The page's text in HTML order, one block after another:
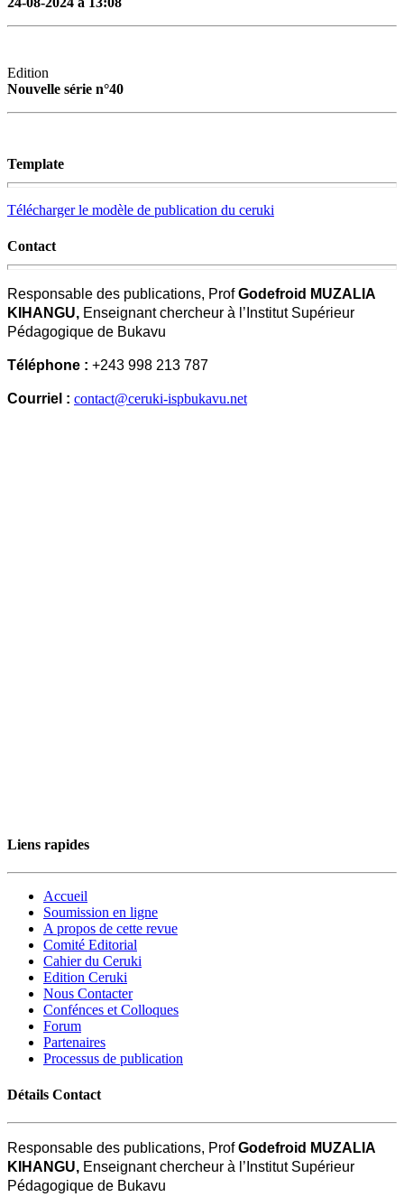
Edition
Nouvelle série n°40
Template
Télécharger le modèle de publication du ceruki
Contact
Responsable des publications, ProfGodefroid MUZALIA
KIHANGU, Enseignant chercheur à l’Institut Supérieur
Pédagogique de Bukavu
Téléphone : +243 998 213 787
Courriel : contact@ceruki-ispbukavu.net
Liens rapides
Accueil
Soumission en ligne
A propos de cette revue
Comité Editorial
Cahier du Ceruki
Edition Ceruki
Nous Contacter
Confénces et Colloques
Forum
Partenaires
Processus de publication
Détails Contact
Responsable des publications, ProfGodefroid MUZALIA
KIHANGU, Enseignant chercheur à l’Institut Supérieur
Pédagogique de Bukavu